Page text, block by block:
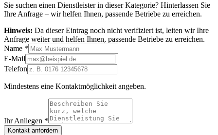
Sie suchen einen Dienstleister in dieser Kategorie? Hinterlassen Sie
Ihre Anfrage – wir helfen Ihnen, passende Betriebe zu erreichen.
Hinweis: Da dieser Eintrag noch nicht verifiziert ist, leiten wir Ihre
Anfrage weiter und helfen Ihnen, passende Betriebe zu erreichen.
Name *
E-Mail
Telefon
Mindestens eine Kontaktmöglichkeit angeben.
Ihr Anliegen *
Kontakt anfordern